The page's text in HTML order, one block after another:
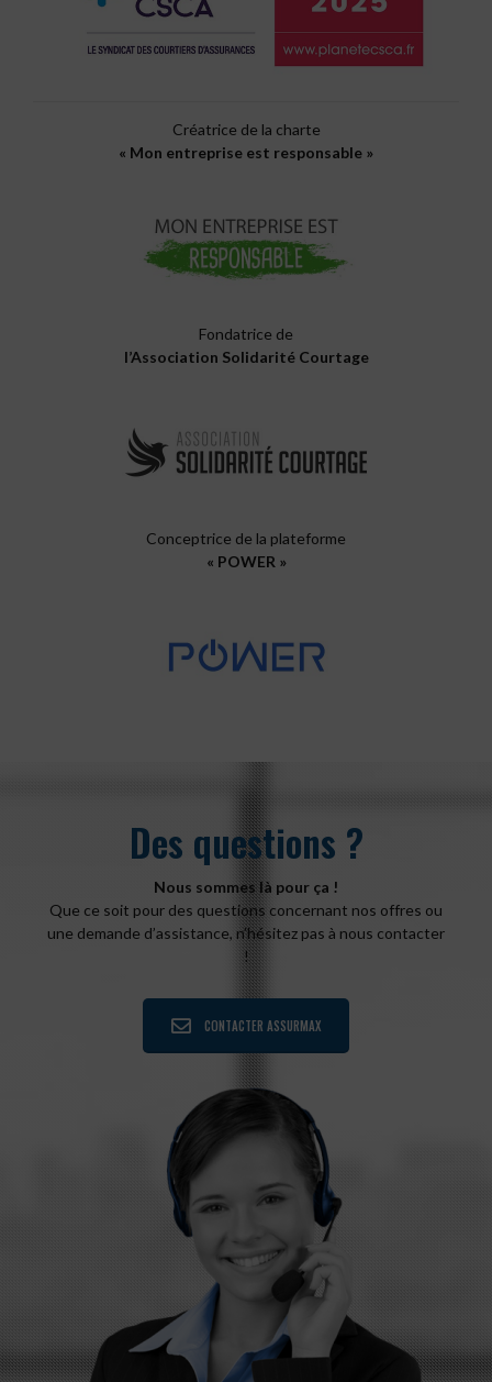
Créatrice de la charte
« Mon entreprise est responsable »
Fondatrice de
l’Association Solidarité Courtage
Conceptrice de la plateforme
« POWER »
Des questions ?
Nous sommes là pour ça !
Que ce soit pour des questions concernant nos offres ou
une demande d’assistance, n’hésitez pas à nous contacter
!
CONTACTER ASSURMAX